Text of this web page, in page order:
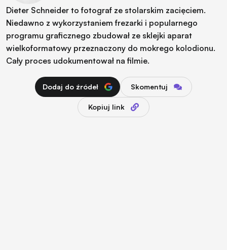
Dieter Schneider to fotograf ze stolarskim zacięciem.
Niedawno z wykorzystaniem frezarki i popularnego
programu graficznego zbudował ze sklejki aparat
wielkoformatowy przeznaczony do mokrego kolodionu.
Cały proces udokumentował na filmie.
Dodaj do źródeł Skomentuj
Kopiuj link